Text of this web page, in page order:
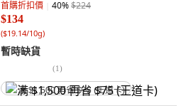
首購折扣價 40%$224
$134
($19.14/10g)
暫時缺貨
(1)
满 $1,500 再省 $75 (王道卡)